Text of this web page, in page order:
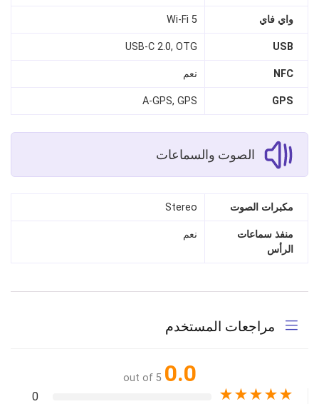
واي فاي Wi-Fi 5
USB
USB-C 2.0, OTG
NFC نعم
GPS
A-GPS, GPS
الصوت والسماعات
مكبرات الصوت Stereo
منفذ سماعات
الرأس
نعم
مراجعات المستخدم
0.0
out of 5
★
★
★
★
★
0